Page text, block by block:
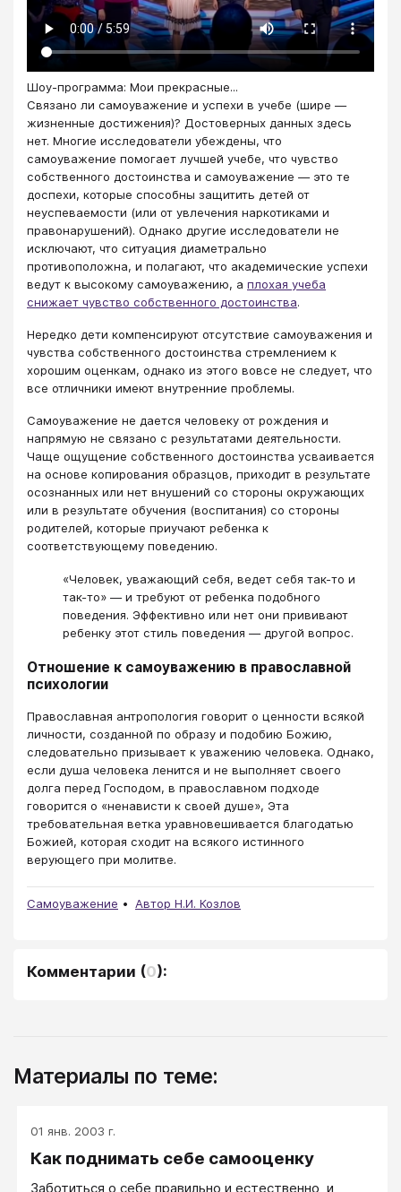
Шоу-программа: Мои прекрасные...
Связано ли самоуважение и успехи в учебе (шире —
жизненные достижения)? Достоверных данных здесь
нет. Многие исследователи убеждены, что
самоуважение помогает лучшей учебе, что чувство
собственного достоинства и самоуважение — это те
доспехи, которые способны защитить детей от
неуспеваемости (или от увлечения наркотиками и
правонарушений). Однако другие исследователи не
исключают, что ситуация диаметрально
противоположна, и полагают, что академические успехи
ведут к высокому самоуважению, а плохая учеба
снижает чувство собственного достоинства.
Нередко дети компенсируют отсутствие самоуважения и
чувства собственного достоинства стремлением к
хорошим оценкам, однако из этого вовсе не следует, что
все отличники имеют внутренние проблемы.
Самоуважение не дается человеку от рождения и
напрямую не связано с результатами деятельности.
Чаще ощущение собственного достоинства усваивается
на основе копирования образцов, приходит в результате
осознанных или нет внушений со стороны окружающих
или в результате обучения (воспитания) со стороны
родителей, которые приучают ребенка к
соответствующему поведению.
«Человек, уважающий себя, ведет себя так-то и
так-то» — и требуют от ребенка подобного
поведения. Эффективно или нет они прививают
ребенку этот стиль поведения — другой вопрос.
Отношение к самоуважению в православной
психологии
Православная антропология говорит о ценности всякой
личности, созданной по образу и подобию Божию,
следовательно призывает к уважению человека. Однако,
если душа человека ленится и не выполняет своего
долга перед Господом, в православном подходе
говорится о «ненависти к своей душе», Эта
требовательная ветка уравновешивается благодатью
Божией, которая сходит на всякого истинного
верующего при молитве.
Самоуважение Автор Н.И. Козлов
Комментарии (0):
Материалы по теме:
01 янв. 2003 г.
Как поднимать себе самооценку
Заботиться о себе правильно и естественно, и